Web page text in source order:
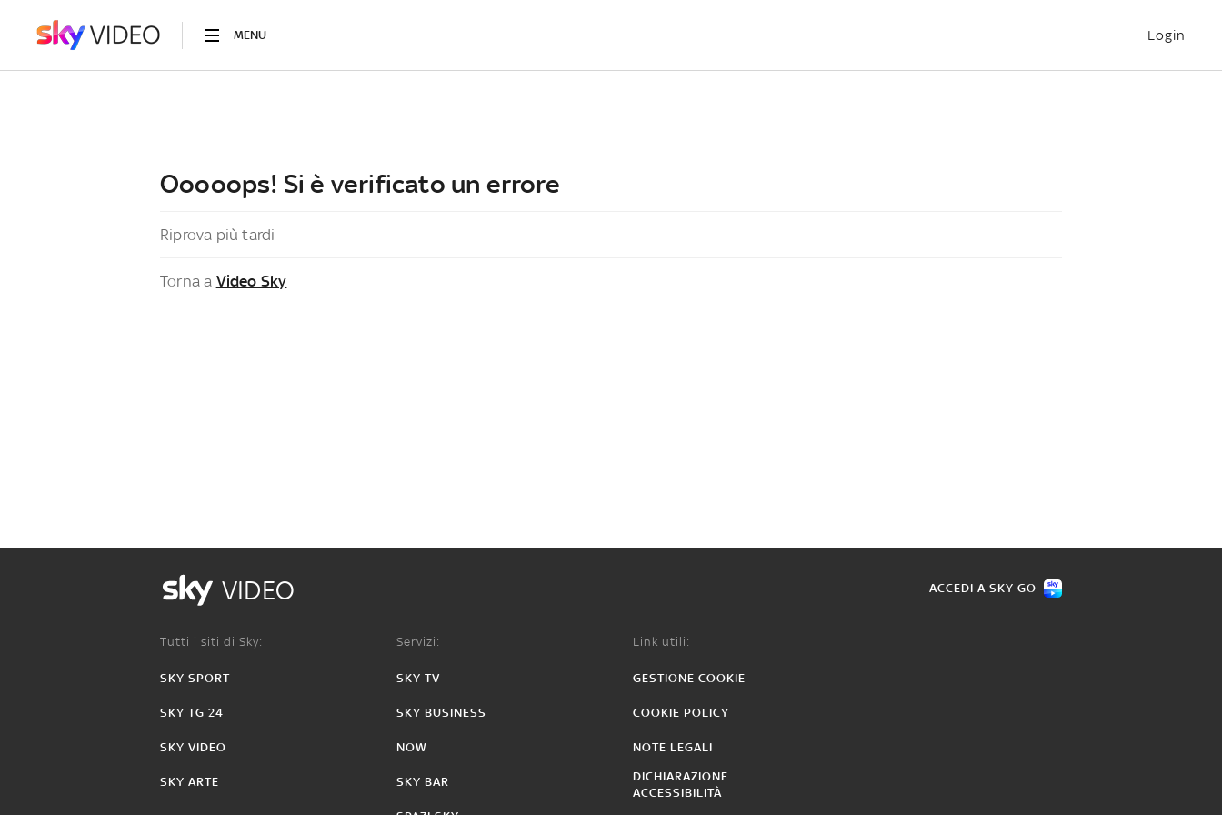
MENU Login
Ooooops! Si è verificato un errore
Riprova più tardi
Torna a Video Sky
VIDEO ACCEDI A SKY GO
Tutti i siti di Sky:
SKY SPORT
SKY TG 24
SKY VIDEO
SKY ARTE
Servizi:
SKY TV
SKY BUSINESS
NOW
SKY BAR
Link utili:
GESTIONE COOKIE
COOKIE POLICY
NOTE LEGALI
DICHIARAZIONE
ACCESSIBILITÀ